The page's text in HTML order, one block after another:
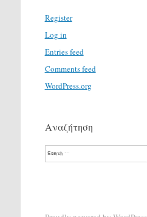
Register
Log in
Entries feed
Comments feed
WordPress.org
Αναζήτηση
Search